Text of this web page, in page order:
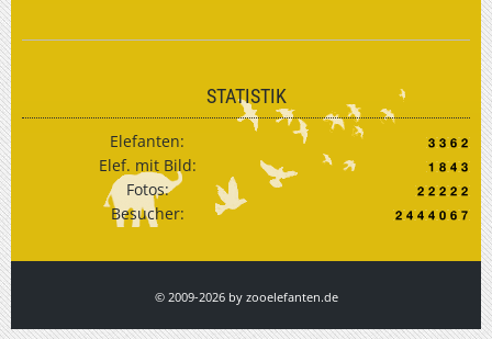
STATISTIK
Elefanten:
Elef. mit Bild:
Fotos:
Besucher:
© 2009-2026 by zooelefanten.de